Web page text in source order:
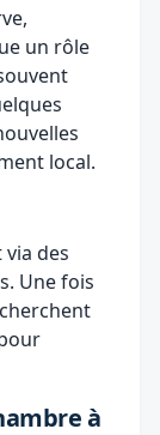
un rôle
local.
des
Une fois
à